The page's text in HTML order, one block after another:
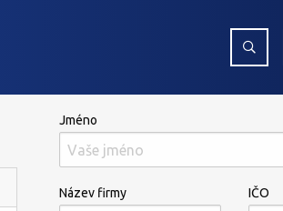
Jméno
Název firmy IČO